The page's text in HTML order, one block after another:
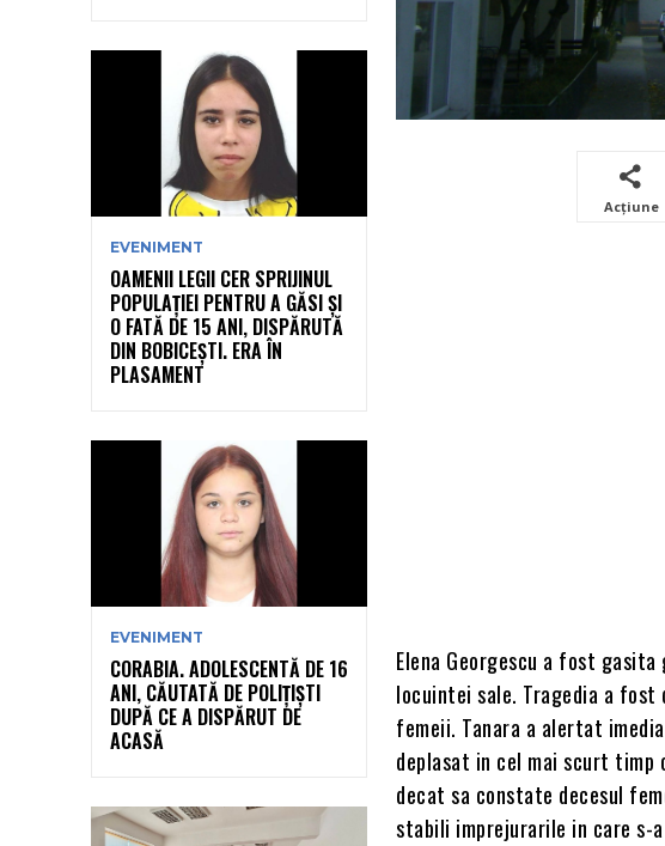
EVENIMENT
OAMENII LEGII CER SPRIJINUL
POPULAȚIEI PENTRU A GĂSI ȘI
O FATĂ DE 15 ANI, DISPĂRUTĂ
DIN BOBICEȘTI. ERA ÎN
PLASAMENT
EVENIMENT
CORABIA. ADOLESCENTĂ DE 16
ANI, CĂUTATĂ DE POLIȚIȘTI
DUPĂ CE A DISPĂRUT DE
ACASĂ
Acțiune
Elena Georgescu a fost
locuintei sale. Tragedia a fost
femeii. Tanara a alertat
deplasat in cel mai scurt timp
decat sa constate decesul
stabili imprejurarile in care s-